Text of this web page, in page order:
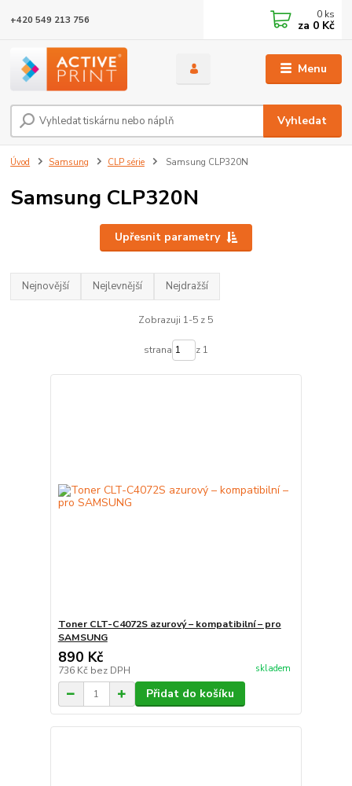
Menu
Vyhledat
+420 549 213 756 0 ks
za 0 Kč
Úvod Samsung CLP série Samsung CLP320N
Samsung CLP320N
Upřesnit parametry
Nejnovější Nejlevnější Nejdražší
Zobrazuji 1-5 z 5
strana z 1
Toner CLT-C4072S azurový – kompatibilní – pro
SAMSUNG
890 Kč
736 Kč bez DPH skladem
Přidat do košíku